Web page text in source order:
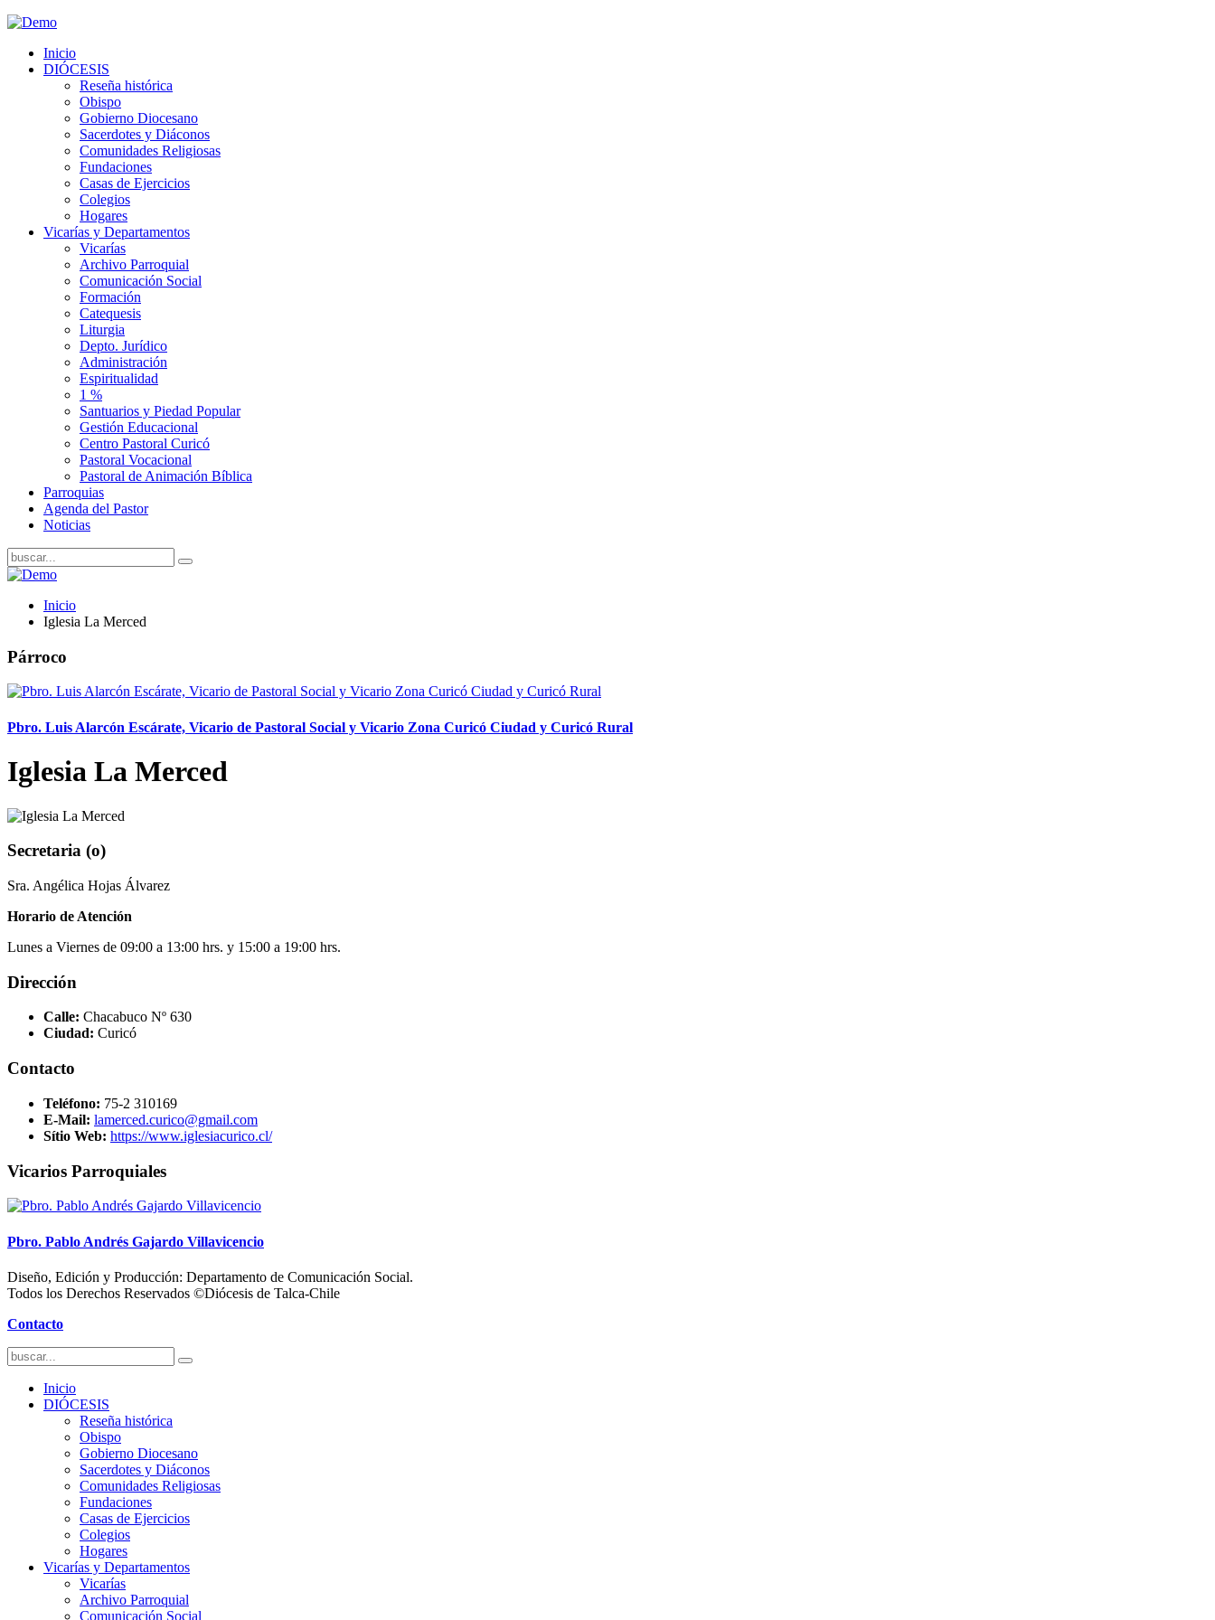
Inicio
DIÓCESIS
Reseña histórica
Obispo
Gobierno Diocesano
Sacerdotes y Diáconos
Comunidades Religiosas
Fundaciones
Casas de Ejercicios
Colegios
Hogares
Vicarías y Departamentos
Vicarías
Archivo Parroquial
Comunicación Social
Formación
Catequesis
Liturgia
Depto. Jurídico
Administración
Espiritualidad
1 %
Santuarios y Piedad Popular
Gestión Educacional
Centro Pastoral Curicó
Pastoral Vocacional
Pastoral de Animación Bíblica
Parroquias
Agenda del Pastor
Noticias
Inicio
Iglesia La Merced
Párroco
Pbro. Luis Alarcón Escárate, Vicario de Pastoral Social y Vicario Zona Curicó Ciudad y Curicó Rural
Iglesia La Merced
Secretaria (o)
Sra. Angélica Hojas Álvarez
Horario de Atención
Lunes a Viernes de 09:00 a 13:00 hrs. y 15:00 a 19:00 hrs.
Dirección
Calle: Chacabuco Nº 630
Ciudad: Curicó
Contacto
Teléfono: 75-2 310169
E-Mail: lamerced.curico@gmail.com
Sítio Web: https://www.iglesiacurico.cl/
Vicarios Parroquiales
Pbro. Pablo Andrés Gajardo Villavicencio
Diseño, Edición y Producción: Departamento de Comunicación Social.
Todos los Derechos Reservados ©Diócesis de Talca-Chile
Contacto
Inicio
DIÓCESIS
Reseña histórica
Obispo
Gobierno Diocesano
Sacerdotes y Diáconos
Comunidades Religiosas
Fundaciones
Casas de Ejercicios
Colegios
Hogares
Vicarías y Departamentos
Vicarías
Archivo Parroquial
Comunicación Social